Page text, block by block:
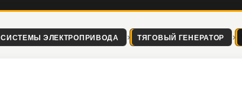
СИСТЕМЫ ЭЛЕКТРОПРИВОДА ТЯГОВЫЙ ГЕНЕРАТОР